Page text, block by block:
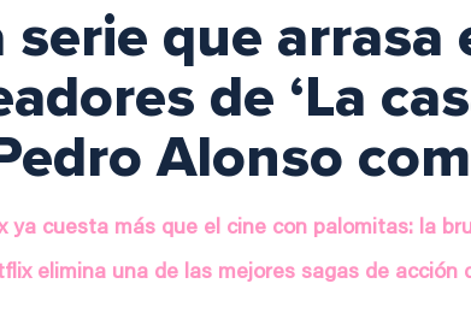
serie que
de ‘La
Alonso
ya cuesta más que el cine con palomitas: la
elimina una de las mejores sagas de